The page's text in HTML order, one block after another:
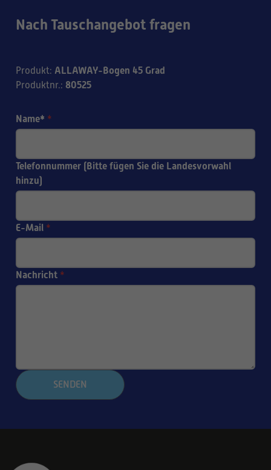
Nach Tauschangebot fragen
Produkt: ALLAWAY-Bogen 45 Grad
Produktnr.: 80525
Name* *
Telefonnummer (Bitte fügen Sie die Landesvorwahl
hinzu)
E-Mail *
Nachricht *
SENDEN